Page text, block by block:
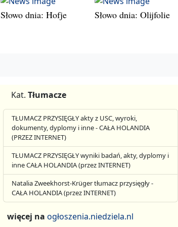
Słowo dnia: Hofje Słowo dnia: Olijfolie
Kat. Tłumacze
TŁUMACZ PRZYSIĘGŁY akty z USC, wyroki,
dokumenty, dyplomy i inne - CAŁA HOLANDIA
(PRZEZ INTERNET)
TŁUMACZ PRZYSIĘGŁY wyniki badań, akty, dyplomy i
inne CAŁA HOLANDIA (przez INTERNET)
Natalia Zweekhorst-Krüger tłumacz przysięgły -
CAŁA HOLANDIA (przez INTERNET)
więcej naogłoszenia.niedziela.nl